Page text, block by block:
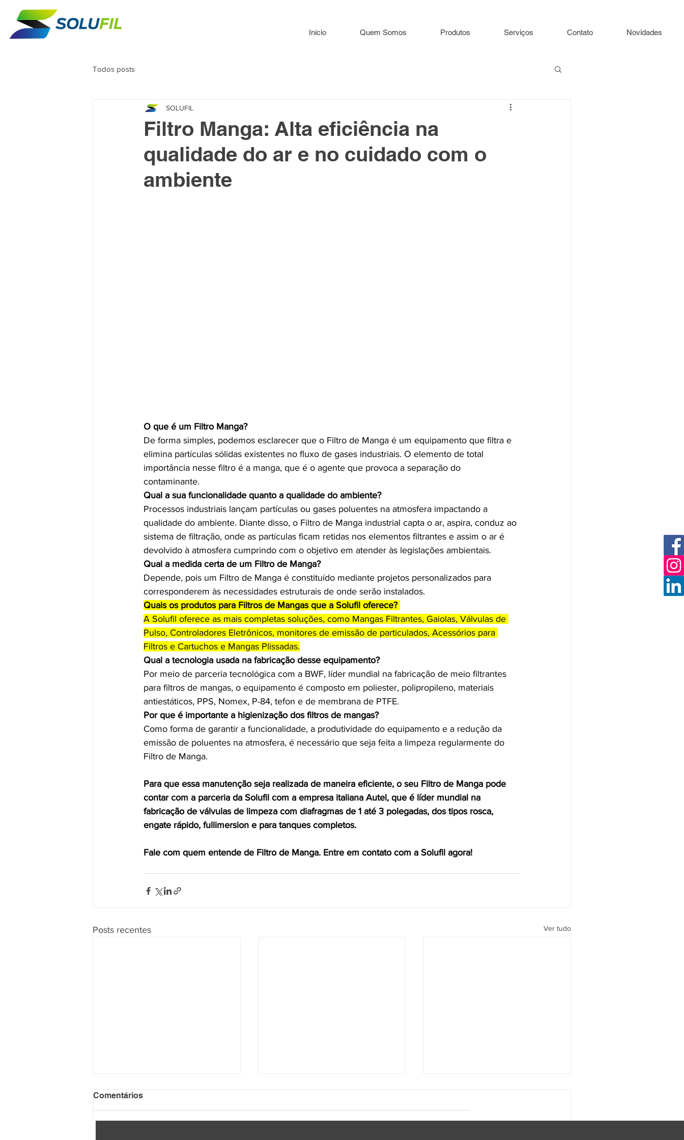
Início Quem Somos Produtos Serviços Contato Novidades
Todos posts
Filtro Manga: Alta eficiência na
qualidade do ar e no cuidado com o
ambiente
SOLUFIL
O que é um Filtro Manga?
De forma simples, podemos esclarecer que o Filtro de Manga é um equipamento que filtra e
elimina partículas sólidas existentes no fluxo de gases industriais. O elemento de total
importância nesse filtro é a manga, que é o agente que provoca a separação do
contaminante.
Qual a sua funcionalidade quanto a qualidade do ambiente?
Processos industriais lançam partículas ou gases poluentes na atmosfera impactando a
qualidade do ambiente. Diante disso, o Filtro de Manga industrial capta o ar, aspira, conduz ao
sistema de filtração, onde as partículas ficam retidas nos elementos filtrantes e assim o ar é
devolvido à atmosfera cumprindo com o objetivo em atender às legislações ambientais.
Qual a medida certa de um Filtro de Manga?
Depende, pois um Filtro de Manga é constituído mediante projetos personalizados para
corresponderem às necessidades estruturais de onde serão instalados.
Quais os produtos para Filtros de Mangas que a Solufil oferece?
A Solufil oferece as mais completas soluções, como Mangas Filtrantes, Gaiolas, Válvulas de
Pulso, Controladores Eletrônicos, monitores de emissão de particulados, Acessórios para
Filtros e Cartuchos e Mangas Plissadas.
Qual a tecnologia usada na fabricação desse equipamento?
Por meio de parceria tecnológica com a BWF, líder mundial na fabricação de meio filtrantes
para filtros de mangas, o equipamento é composto em poliester, polipropileno, materiais
antiestáticos, PPS, Nomex, P-84, tefon e de membrana de PTFE.
Por que é importante a higienização dos filtros de mangas?
Como forma de garantir a funcionalidade, a produtividade do equipamento e a redução da
emissão de poluentes na atmosfera, é necessário que seja feita a limpeza regularmente do
Filtro de Manga.
Para que essa manutenção seja realizada de maneira eficiente, o seu Filtro de Manga pode
contar com a parceria da Solufil com a empresa italiana Autel, que é líder mundial na
fabricação de válvulas de limpeza com diafragmas de 1 até 3 polegadas, dos tipos rosca,
engate rápido, fullimersion e para tanques completos.
Fale com quem entende de Filtro de Manga. Entre em contato com a Solufil agora!
Posts recentes Ver tudo
Comentários